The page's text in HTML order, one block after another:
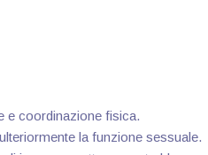
e coordinazione fisica.
la funzione sessuale.